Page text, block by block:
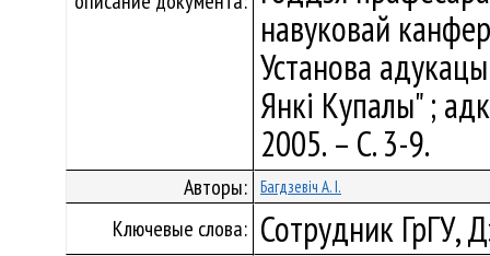
навуковай
Установа
Янкі Купалы" ;
2005. – С. 3-9.
Авторы: Багдзевіч А. I.
Ключевые слова: Сотрудник ГрГУ,